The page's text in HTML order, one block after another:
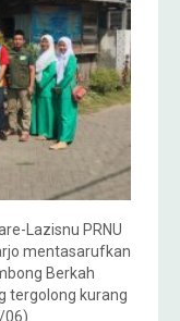
Lazisnu PRNU
mentasarufkan
Berkah
tergolong kurang